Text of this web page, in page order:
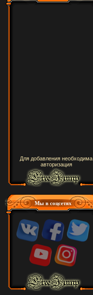
Для добавления необходима
авторизация
Мы в соцсетях